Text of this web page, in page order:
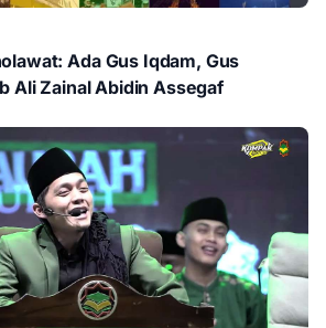
Ada Gus Iqdam, Gus
Ali Zainal Abidin Assegaf